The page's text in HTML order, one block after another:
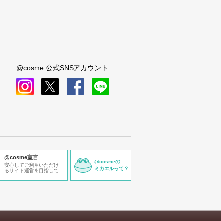
@cosme 公式SNSアカウント
@cosme宣言
安心してご利用いただけ
るサイト運営を目指して
@cosmeの
ミカエルって？